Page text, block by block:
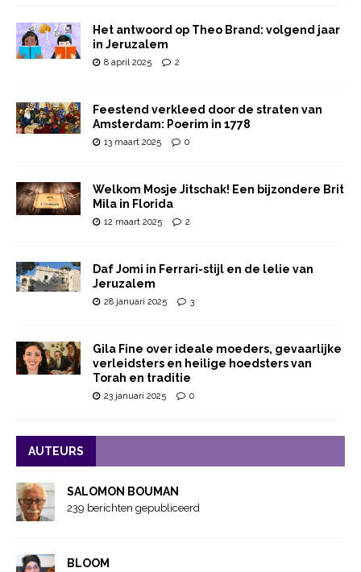
Het antwoord op Theo Brand: volgend jaar
in Jeruzalem
8 april 2025 2
Feestend verkleed door de straten van
Amsterdam: Poerim in 1778
13 maart 2025 0
Welkom Mosje Jitschak! Een bijzondere Brit
Mila in Florida
12 maart 2025 2
Daf Jomi in Ferrari-stijl en de lelie van
Jeruzalem
28 januari 2025 3
Gila Fine over ideale moeders, gevaarlijke
verleidsters en heilige hoedsters van
Torah en traditie
23 januari 2025 0
AUTEURS
SALOMON BOUMAN
239 berichten gepubliceerd
BLOOM